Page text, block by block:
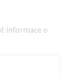
informace o